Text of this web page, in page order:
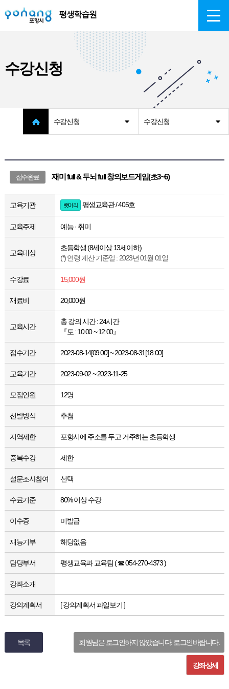
수강신청
수강신청 수강신청
접수완료 재미 full & 두뇌 full 창의보드게임(초3~6)
교육기관 뱃머리 평생교육관 / 405호
교육주제 예능 · 취미
교육대상
초등학생 (8세이상 13세이하)
(*) 연령 계산 기준일 : 2023년 01월 01일
수강료 15,000원
재료비 20,000원
교육시간
총 강의 시간 : 24시간
『토 : 10:00 ~ 12:00』
접수기간 2023-08-14[09:00] ~ 2023-08-31[18:00]
교육기간 2023-09-02 ~ 2023-11-25
모집인원 12명
선발방식 추첨
지역제한 포항시에 주소를 두고 거주하는 초등학생
중복수강 제한
설문조사참여 선택
수료기준 80% 이상 수강
이수증 미발급
재능기부 해당없음
담당부서 평생교육과 교육팀 ( ☎ 054-270-4373 )
강좌소개
강의계획서 [ 강의계획서 파일보기 ]
목록 회원님은 로그인하지 않았습니다. 로그인바랍니다.
강좌상세